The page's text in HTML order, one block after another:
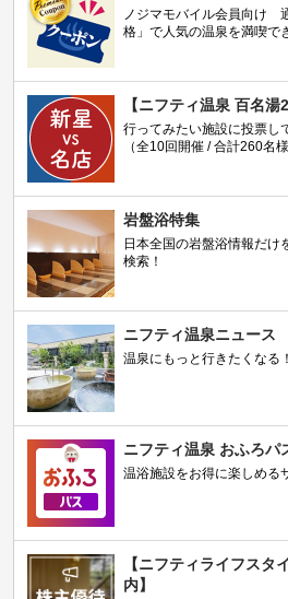
ノジマモバイル会員向け
格」で人気の温泉を満喫で
【ニフティ温泉 百名湯
行ってみたい施設に投票し
（全10回開催 / 合計260名様
岩盤浴特集
日本全国の岩盤浴情報だけ
検索！
ニフティ温泉ニュース
温泉にもっと行きたくなる
ニフティ温泉 おふろパ
温浴施設をお得に楽しめる
【ニフティライフスタ
内】